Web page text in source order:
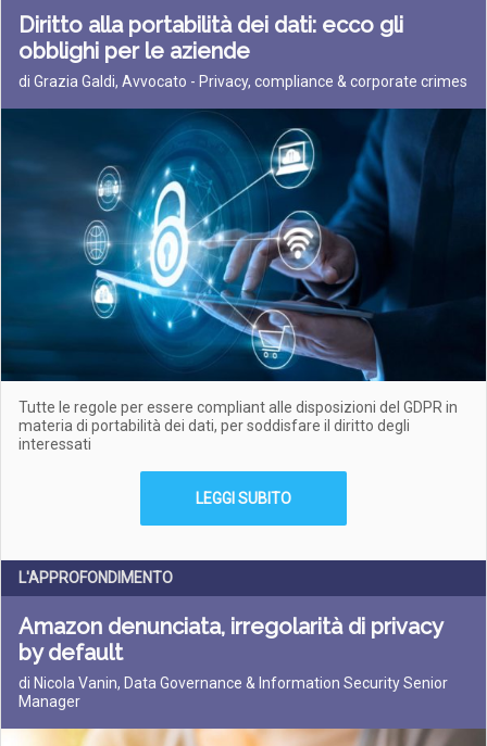
Diritto alla portabilità dei dati: ecco gli
obblighi per le aziende
di Grazia Galdi, Avvocato - Privacy, compliance & corporate crimes
Tutte le regole per essere compliant alle disposizioni del GDPR in
materia di portabilità dei dati, per soddisfare il diritto degli
interessati
LEGGI SUBITO
L'APPROFONDIMENTO
Amazon denunciata, irregolarità di privacy
by default
di Nicola Vanin, Data Governance & Information Security Senior
Manager